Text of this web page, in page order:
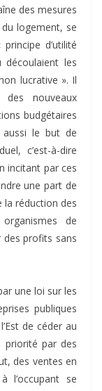
des mesures
logement, se
d’utilité
découlaient les
lucrative ». Il
des nouveaux
budgétaires
aussi le but de
c’est-à-dire
incitant par ces
une part de
la réduction des
de
profits sans
une loi sur les
publiques
de céder au
par des
des ventes en
l’occupant se